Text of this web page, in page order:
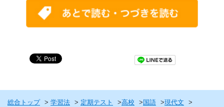
総合トップ 学習法 定期テスト 高校 国語
現代文